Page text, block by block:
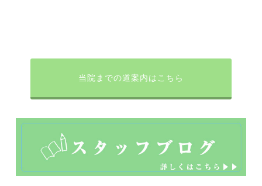
当院までの道案内はこちら